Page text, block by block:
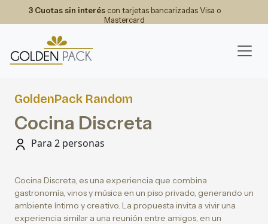
3 Cuotas sin interéscon tarjetas bancarizadas Visa o
Mastercard
GoldenPack Random
Cocina Discreta
Para 2 personas
Cocina Discreta, es una experiencia que combina
gastronomía, vinos y música en un piso privado, generando un
ambiente íntimo y creativo. La propuesta invita a vivir una
experiencia similar a una reunión entre amigos, en un